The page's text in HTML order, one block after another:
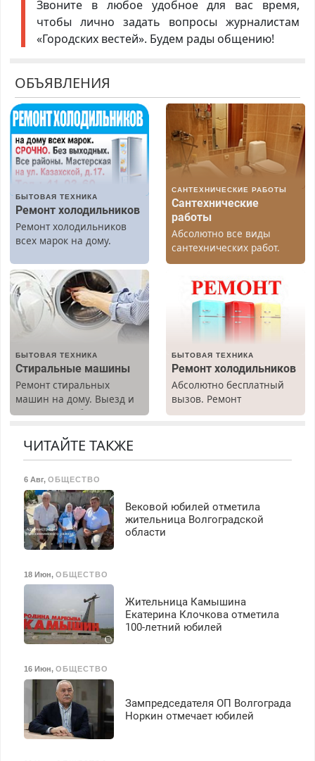
Звоните в любое удобное для вас время,
чтобы лично задать вопросы журналистам
«Городских вестей». Будем рады общению!
ОБЪЯВЛЕНИЯ
БЫТОВАЯ ТЕХНИКА
Ремонт холодильников
Ремонт холодильников
всех марок на дому.
САНТЕХНИЧЕСКИЕ РАБОТЫ
Сантехнические
работы
Абсолютно все виды
сантехнических работ.
Быстро. Качественно.
БЫТОВАЯ ТЕХНИКА
Стиральные машины
Ремонт стиральных
машин на дому. Выезд и
диагностика бесплатно.
БЫТОВАЯ ТЕХНИКА
Ремонт холодильников
Абсолютно бесплатный
вызов. Ремонт
холодильников всех
ЧИТАЙТЕ ТАКЖЕ
6 Авг, ОБЩЕСТВО
Вековой юбилей отметила
жительница Волгоградской
области
18 Июн, ОБЩЕСТВО
Жительница Камышина
Екатерина Клочкова отметила
100-летний юбилей
16 Июн, ОБЩЕСТВО
Зампредседателя ОП Волгограда
Норкин отмечает юбилей